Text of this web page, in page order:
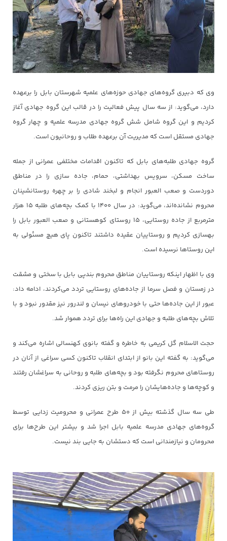
وی که دبیری گروه‌های جهادی حوزه‌های علمیه شهرستان بابل را برعهده
دارد، می‌گوید: از سه سال پیش فعالیت را در قالب این گروه جهادی آغاز
کردیم و این گروه شامل شش گروه جهادی مدرسه علمیه و چهار گروه
جهادی مستقل است که مدیریت آن برعهده طلاب و روحانیون است.
گروه جهادی طلبه‌های بابل که تاکنون اقدامات مختلفی عمرانی از جمله
ساخت مسکن، سرویس بهداشتی، حمام، جاده سازی را در مناطق
دوردست و صعب العبور انجام و لبخند شادی را بر چهره روستانشینان
محروم نشانده‌اند، می‌گوید: در سال ۱۴۰۰ با کمک بچه‌های طلبه ۱۵ هزار
مترمربع از جاده روستایی، ۱۵ روستای کوهستانی و صعب العبور بابل را
بهسازی کردیم و روستاییان عقیده داشتند تاکنون پای هیچ مسئولی به
این روستاها نرسیده است.
وی با اظهار اینکه روستاییان مناطق محروم بندپی بابل با سختی و مشقت
در زمستان و فصل سرما از جاده‌های روستایی تردد می‌کردند، ادامه داد:
عبور از این جاده‌ها حتی با خودروهای نیسان و لندرور نیز مقدور نبود و با
تلاش بچه‌های طلبه و جهادی این راه‌ها برای تردد هموار شد.
حجت الاسلام گل کریمی به خاطره و گفته بانوی کهنسالی اشاره می‌کند و
می‌گوید: به گفته این بانو از ابتدای انقلاب تاکنون کسی سراغی از آنان در
روستاهای محروم نگرفته بود و بچه‌های طلبه و روحانی به سراغشان رفتند
و کوچه‌ها و جاده‌هایشان را مرمت و بتن ریزی کردند.
طی سه سال گذشته بیش از ۵۰ طرح عمرانی و محرومیت زدایی توسط
گروه‌های جهادی مدرسه علمیه بابل اجرا شد و بیشتر این طرح‌ها برای
محرومان و نیازمندانی است که دستشان به جایی بند نیست.